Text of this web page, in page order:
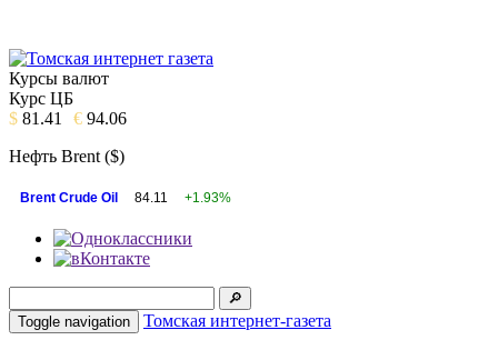
Курсы валют
Курс ЦБ
$ 81.41 € 94.06
Нефть Brent ($)
Brent Crude Oil 84.11 +1.93%
Toggle navigation Томская интернет-газета